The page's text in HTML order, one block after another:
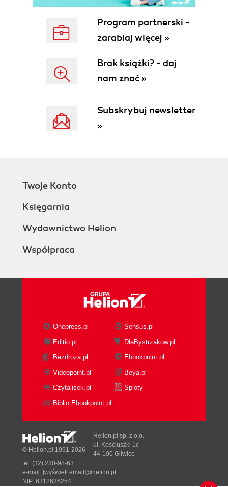
Program partnerski -
zarabiaj więcej »
Brak książki? - daj
nam znać »
Subskrybuj newsletter
»
Twoje Konto
Księgarnia
Wydawnictwo Helion
Współpraca
Onepress.pl
Sensus.pl
Editio.pl
DlaBystrzakow.pl
Bezdroza.pl
Ebookpoint.pl
Videopoint.pl
Beya.pl
Czytalisek.pl
Sploty
Biblio.Ebookpoint.pl
© Helion.pl 1991-2026
Helion.pl sp. z o.o.
ul. Kościuszki 1c
44-100 Gliwice
tel. (32) 230-98-63
e-mail: [wyświetl email]@helion.pl
NIP: 6312636254